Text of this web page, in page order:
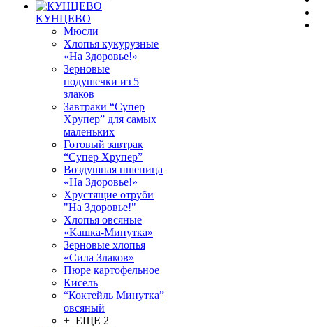
КУНЦЕВО
Мюсли
Хлопья кукурузные
«На Здоровье!»
Зерновые
подушечки из 5
злаков
Завтраки “Супер
Хрупер” для самых
маленьких
Готовый завтрак
“Супер Хрупер”
Воздушная пшеница
«На Здоровье!»
Хрустящие отруби
"На Здоровье!"
Хлопья овсяные
«Кашка-Минутка»
Зерновые хлопья
«Сила Злаков»
Пюре картофельное
Кисель
“Коктейль Минутка”
овсяный
+ ЕЩЕ 2